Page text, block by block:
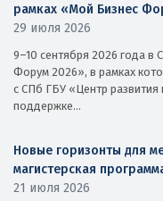
рамках «Мой Бизнес
29 июля 2026
9–10 сентября 2026 года в
Форум 2026», в рамках
с СПб ГБУ «Центр
поддержке...
Новые горизонты для
магистерская
21 июля 2026